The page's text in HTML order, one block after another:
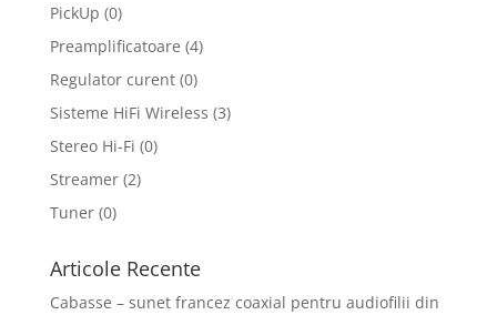
PickUp (0)
Preamplificatoare (4)
Regulator curent (0)
Sisteme HiFi Wireless (3)
Stereo Hi-Fi (0)
Streamer (2)
Tuner (0)
Articole Recente
Cabasse – sunet francez coaxial pentru audiofilii din